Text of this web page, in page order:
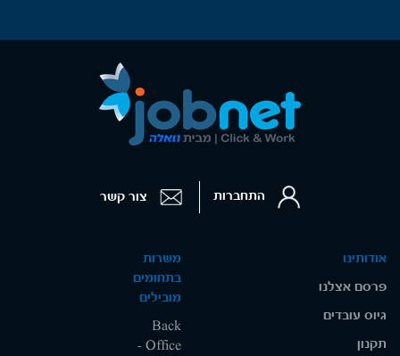
אודותינו
פרסם אצלנו
גיוס עובדים
תקנון
משרות
בתחומים
מובילים
Back
Office -